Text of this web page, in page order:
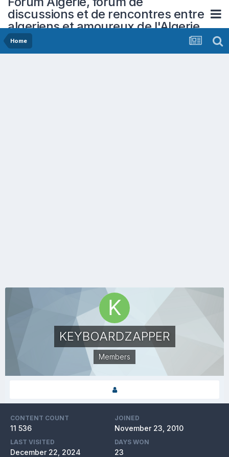
discussions et de rencontres entre
algeriens et amoureux de l'Algerie
Home
KEYBOARDZAPPER
Members
CONTENT COUNT
11 536
JOINED
November 23, 2010
LAST VISITED
December 22, 2024
DAYS WON
23